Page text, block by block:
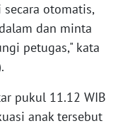
otomatis,
dan minta
petugas," kata
pukul 11.12 WIB
anak tersebut